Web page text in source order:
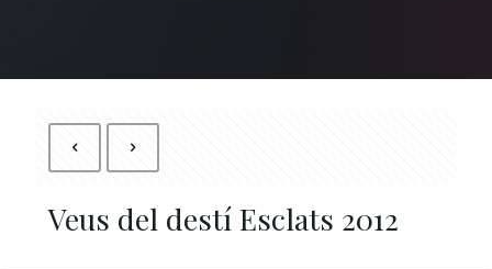
Veus del destí Esclats 2012